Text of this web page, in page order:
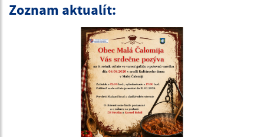
Zoznam aktualít: